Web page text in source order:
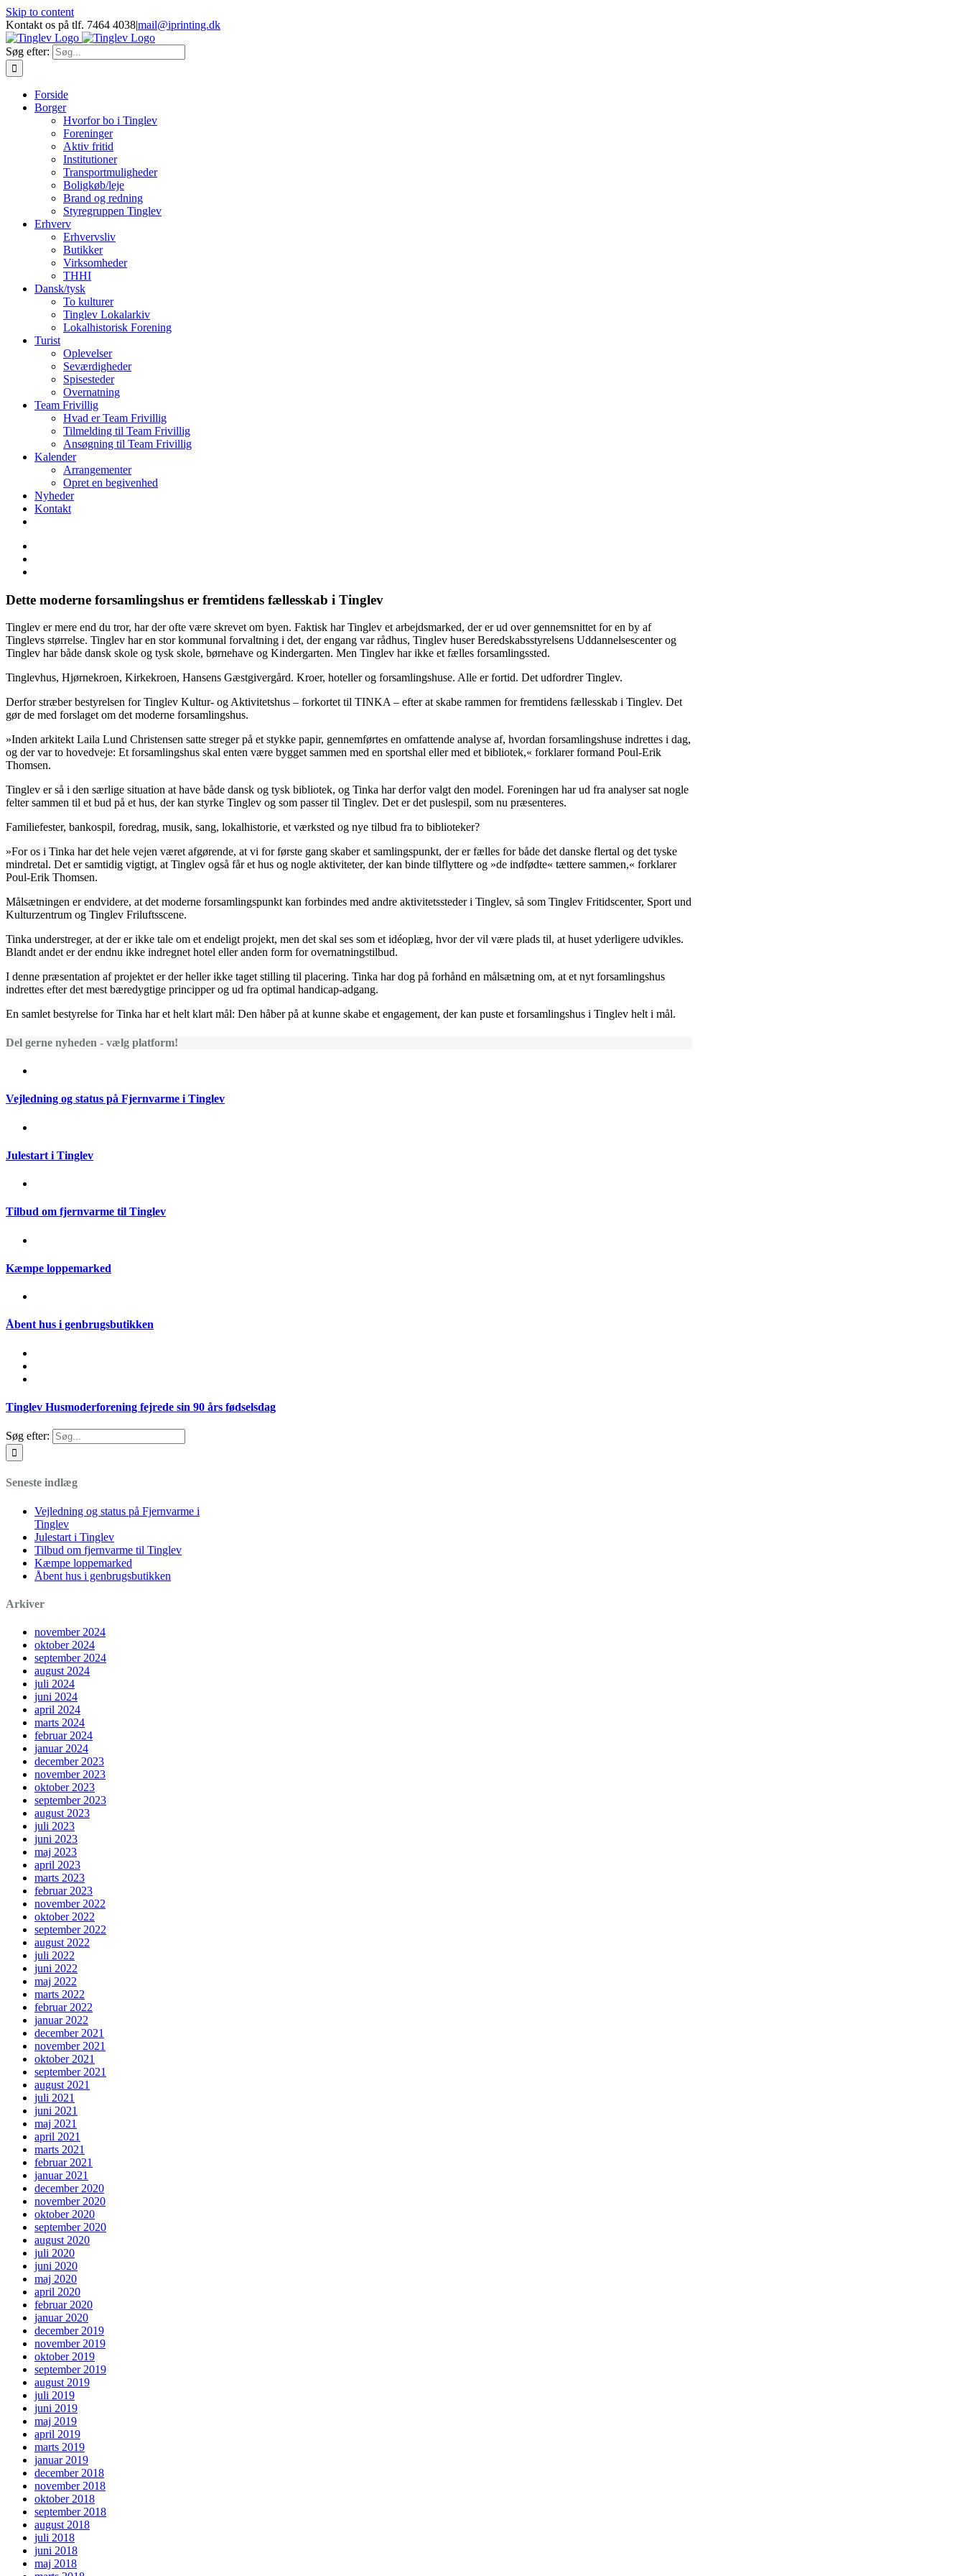
Skip to content
Kontakt os på tlf. 7464 4038|mail@iprinting.dk
Søg efter:
Forside
Borger
Hvorfor bo i Tinglev
Foreninger
Aktiv fritid
Institutioner
Transportmuligheder
Boligkøb/leje
Brand og redning
Styregruppen Tinglev
Erhverv
Erhvervsliv
Butikker
Virksomheder
THHI
Dansk/tysk
To kulturer
Tinglev Lokalarkiv
Lokalhistorisk Forening
Turist
Oplevelser
Seværdigheder
Spisesteder
Overnatning
Team Frivillig
Hvad er Team Frivillig
Tilmelding til Team Frivillig
Ansøgning til Team Frivillig
Kalender
Arrangementer
Opret en begivenhed
Nyheder
Kontakt
Dette moderne forsamlingshus er fremtidens fællesskab i Tinglev
Tinglev er mere end du tror, har der ofte være skrevet om byen. Faktisk har Tinglev et arbejdsmarked, der er ud over gennemsnittet for en by af
Tinglevs størrelse. Tinglev har en stor kommunal forvaltning i det, der engang var rådhus, Tinglev huser Beredskabsstyrelsens Uddannelsescenter og
Tinglev har både dansk skole og tysk skole, børnehave og Kindergarten. Men Tinglev har ikke et fælles forsamlingssted.
Tinglevhus, Hjørnekroen, Kirkekroen, Hansens Gæstgivergård. Kroer, hoteller og forsamlingshuse. Alle er fortid. Det udfordrer Tinglev.
Derfor stræber bestyrelsen for Tinglev Kultur- og Aktivitetshus – forkortet til TINKA – efter at skabe rammen for fremtidens fællesskab i Tinglev. Det
gør de med forslaget om det moderne forsamlingshus.
»Inden arkitekt Laila Lund Christensen satte streger på et stykke papir, gennemførtes en omfattende analyse af, hvordan forsamlingshuse indrettes i dag,
og der var to hovedveje: Et forsamlingshus skal enten være bygget sammen med en sportshal eller med et bibliotek,« forklarer formand Poul-Erik
Thomsen.
Tinglev er så i den særlige situation at have både dansk og tysk bibliotek, og Tinka har derfor valgt den model. Foreningen har ud fra analyser sat nogle
felter sammen til et bud på et hus, der kan styrke Tinglev og som passer til Tinglev. Det er det puslespil, som nu præsenteres.
Familiefester, bankospil, foredrag, musik, sang, lokalhistorie, et værksted og nye tilbud fra to biblioteker?
»For os i Tinka har det hele vejen været afgørende, at vi for første gang skaber et samlingspunkt, der er fælles for både det danske flertal og det tyske
mindretal. Det er samtidig vigtigt, at Tinglev også får et hus og nogle aktiviteter, der kan binde tilflyttere og »de indfødte« tættere sammen,« forklarer
Poul-Erik Thomsen.
Målsætningen er endvidere, at det moderne forsamlingspunkt kan forbindes med andre aktivitetssteder i Tinglev, så som Tinglev Fritidscenter, Sport und
Kulturzentrum og Tinglev Friluftsscene.
Tinka understreger, at der er ikke tale om et endeligt projekt, men det skal ses som et idéoplæg, hvor der vil være plads til, at huset yderligere udvikles.
Blandt andet er der endnu ikke indregnet hotel eller anden form for overnatningstilbud.
I denne præsentation af projektet er der heller ikke taget stilling til placering. Tinka har dog på forhånd en målsætning om, at et nyt forsamlingshus
indrettes efter det mest bæredygtige principper og ud fra optimal handicap-adgang.
En samlet bestyrelse for Tinka har et helt klart mål: Den håber på at kunne skabe et engagement, der kan puste et forsamlingshus i Tinglev helt i mål.
Del gerne nyheden - vælg platform!
Vejledning og status på Fjernvarme i Tinglev
Julestart i Tinglev
Tilbud om fjernvarme til Tinglev
Kæmpe loppemarked
Åbent hus i genbrugsbutikken
Tinglev Husmoderforening fejrede sin 90 års fødselsdag
Søg efter:
Seneste indlæg
Vejledning og status på Fjernvarme i
Tinglev
Julestart i Tinglev
Tilbud om fjernvarme til Tinglev
Kæmpe loppemarked
Åbent hus i genbrugsbutikken
Arkiver
november 2024
oktober 2024
september 2024
august 2024
juli 2024
juni 2024
april 2024
marts 2024
februar 2024
januar 2024
december 2023
november 2023
oktober 2023
september 2023
august 2023
juli 2023
juni 2023
maj 2023
april 2023
marts 2023
februar 2023
november 2022
oktober 2022
september 2022
august 2022
juli 2022
juni 2022
maj 2022
marts 2022
februar 2022
januar 2022
december 2021
november 2021
oktober 2021
september 2021
august 2021
juli 2021
juni 2021
maj 2021
april 2021
marts 2021
februar 2021
januar 2021
december 2020
november 2020
oktober 2020
september 2020
august 2020
juli 2020
juni 2020
maj 2020
april 2020
februar 2020
januar 2020
december 2019
november 2019
oktober 2019
september 2019
august 2019
juli 2019
juni 2019
maj 2019
april 2019
marts 2019
januar 2019
december 2018
november 2018
oktober 2018
september 2018
august 2018
juli 2018
juni 2018
maj 2018